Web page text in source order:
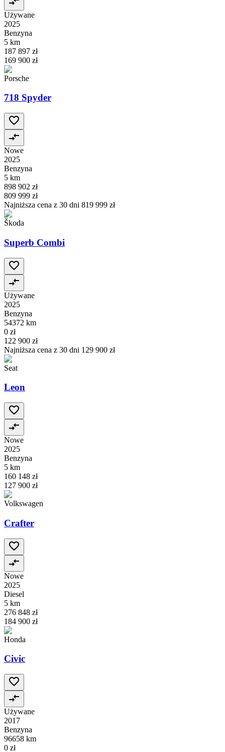
Używane
2025
Benzyna
5 km
187 897 zł
169 900 zł
Porsche
718 Spyder
Nowe
2025
Benzyna
5 km
898 902 zł
809 999 zł
Najniższa cena z 30 dni 819 999 zł
Škoda
Superb Combi
Używane
2025
Benzyna
54372 km
0 zł
122 900 zł
Najniższa cena z 30 dni 129 900 zł
Seat
Leon
Nowe
2025
Benzyna
5 km
160 148 zł
127 900 zł
Volkswagen
Crafter
Nowe
2025
Diesel
5 km
276 848 zł
184 900 zł
Honda
Civic
Używane
2017
Benzyna
96658 km
0 zł